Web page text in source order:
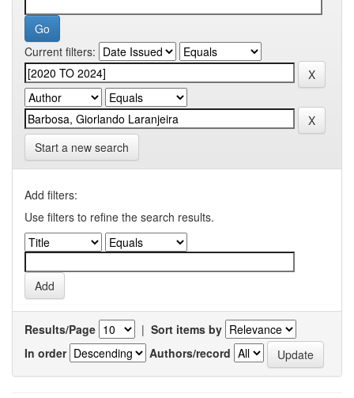
Current filters:
Start a new search
Add filters:
Use filters to refine the search results.
Results/Page | Sort items by
In order
Authors/record